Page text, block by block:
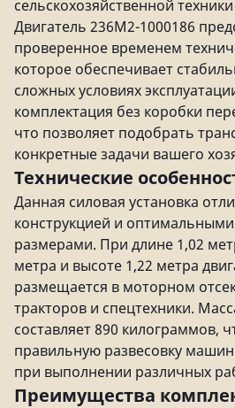
сельскохозяйственной
Двигатель 236М2-1000186
проверенное временем
которое обеспечивает
сложных условиях
комплектация без коробки
что позволяет подобрать
конкретные задачи вашего
Технические
Данная силовая установка
конструкцией и
размерами. При длине 1,02
метра и высоте 1,22 метра
размещается в моторном
тракторов и спецтехники.
составляет 890 килограммов,
правильную развесовку
при выполнении различных
Преимущества